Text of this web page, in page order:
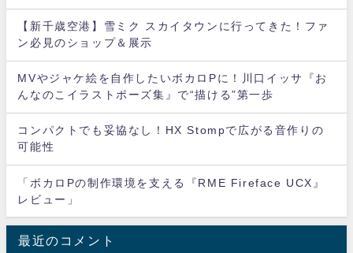
【新千歳空港】雪ミク スカイタウンに行ってきた！ファ
ン必見のショップ＆展示
MVやジャケ絵を自作したいボカロPに！川口イッサ『お
んなのこイラストポーズ集』で“描ける”第一歩
コンパクトでも妥協なし！HX Stompで広がる音作りの
可能性
「ボカロPの制作環境を支える『RME Fireface UCX』
レビュー」
最近のコメント